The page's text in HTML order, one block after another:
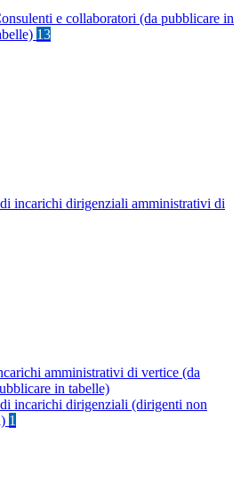
e collaboratori (da pubblicare in
13
incarichi dirigenziali amministrativi di
amministrativi di vertice (da
in tabelle)
incarichi dirigenziali (dirigenti non
1